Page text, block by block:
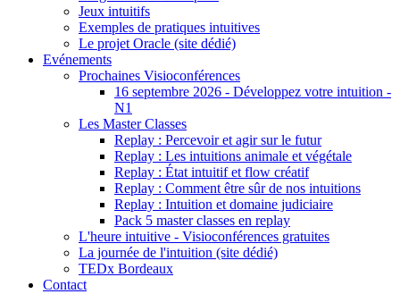
Jeux intuitifs
Exemples de pratiques intuitives
Le projet Oracle (site dédié)
Evénements
Prochaines Visioconférences
16 septembre 2026 - Développez votre intuition -
N1
Les Master Classes
Replay : Percevoir et agir sur le futur
Replay : Les intuitions animale et végétale
Replay : État intuitif et flow créatif
Replay : Comment être sûr de nos intuitions
Replay : Intuition et domaine judiciaire
Pack 5 master classes en replay
L'heure intuitive - Visioconférences gratuites
La journée de l'intuition (site dédié)
TEDx Bordeaux
Contact